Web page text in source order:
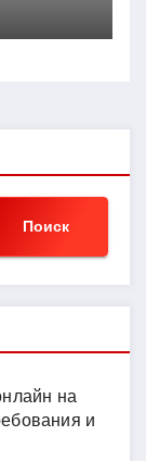
Поиск
на
и